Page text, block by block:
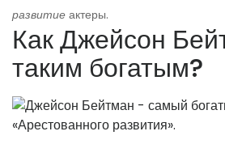
развитие актеры.
Как Джейсон
таким богатым?